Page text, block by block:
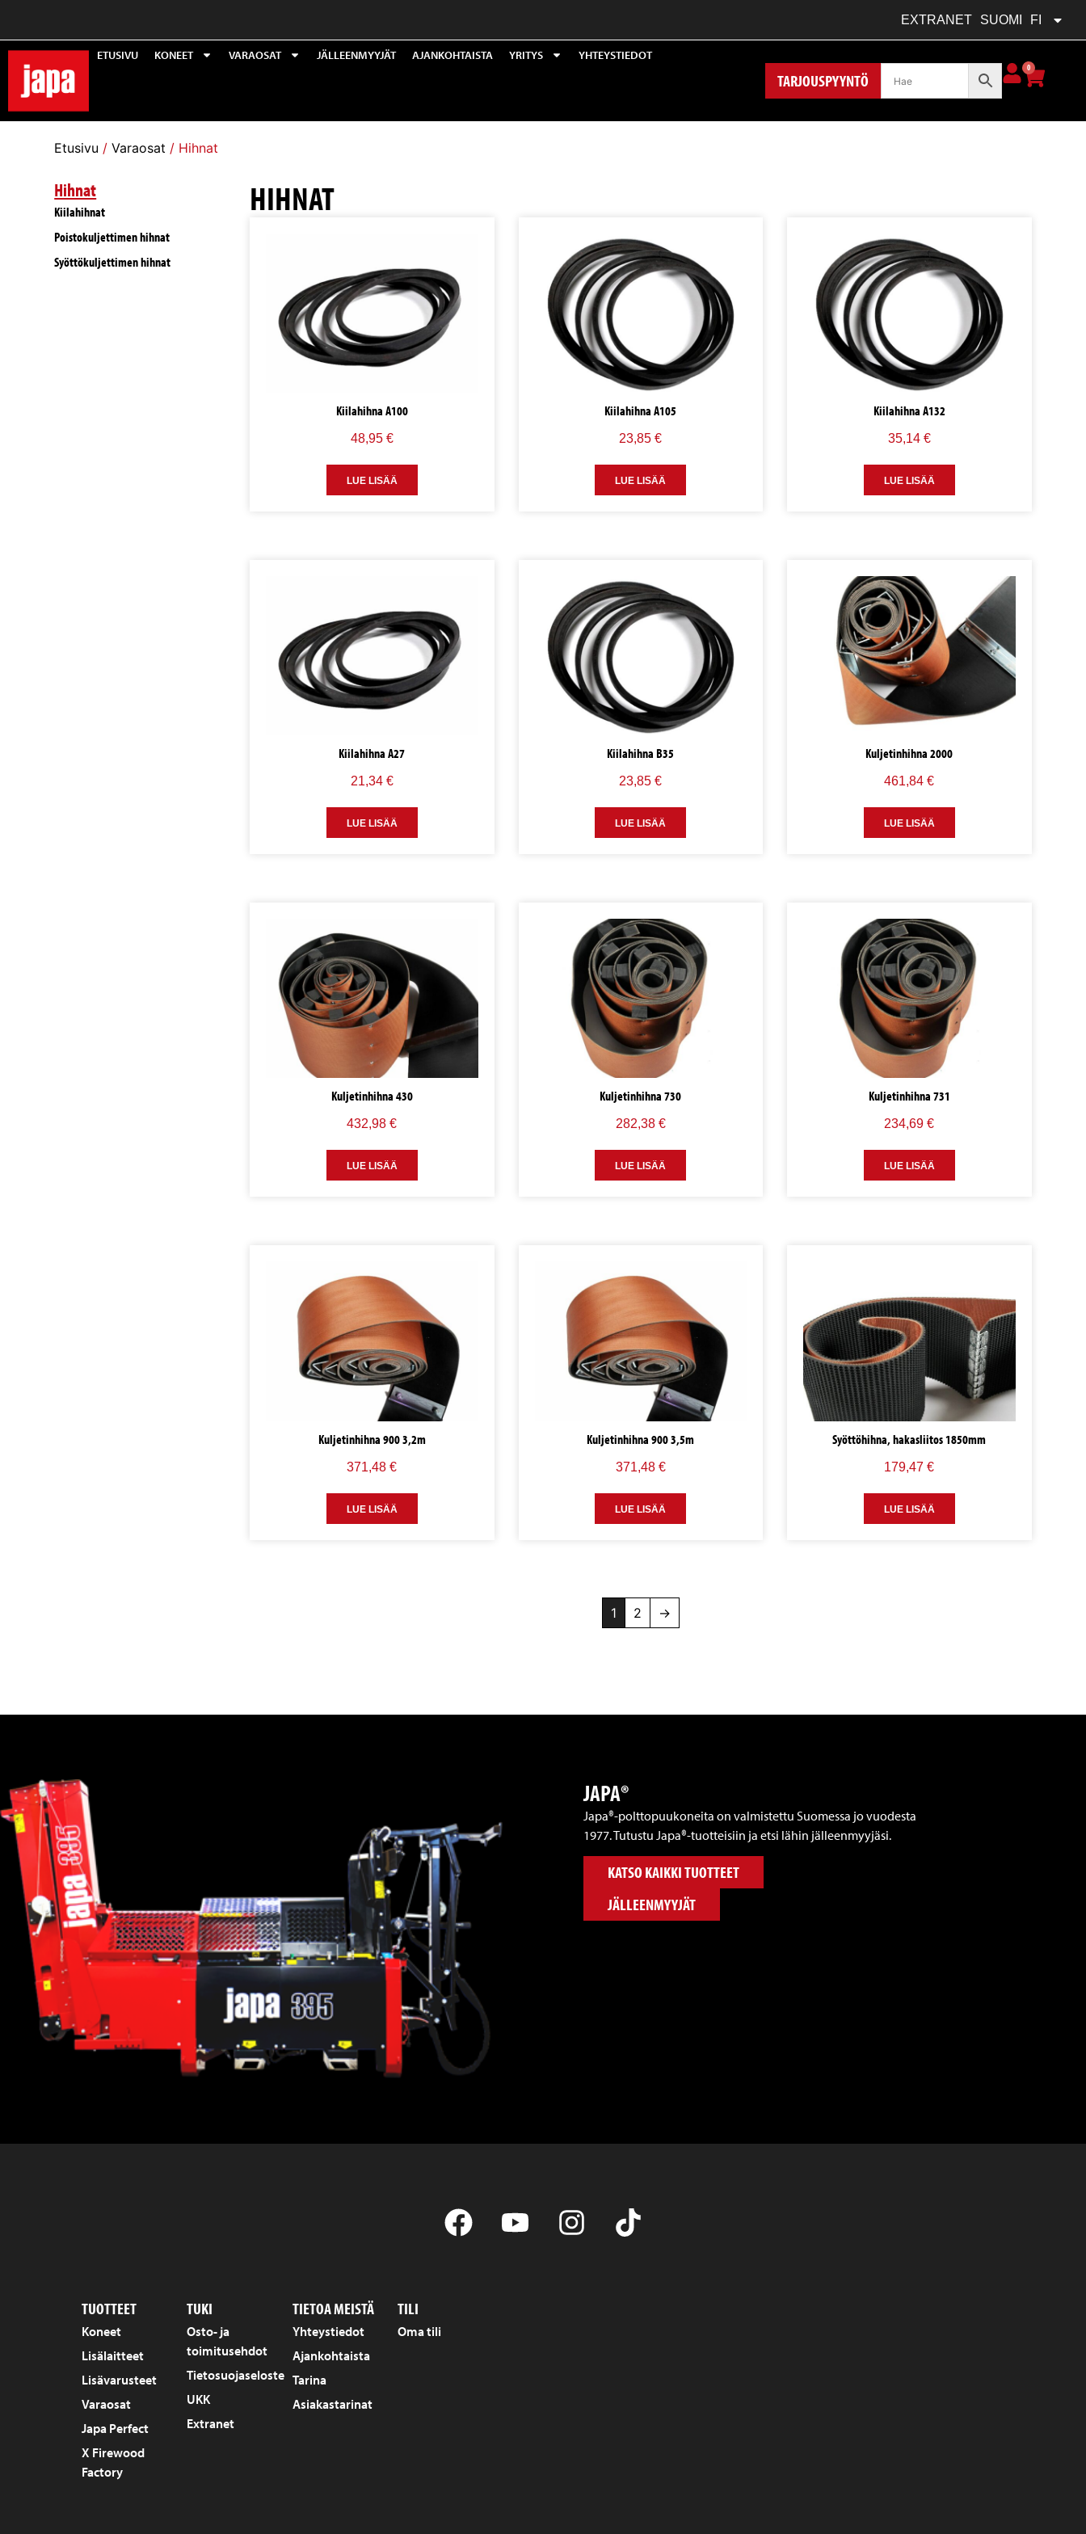
SUOMI FI
POLSKI
PL
EXTRANET
ETUSIVU KONEET VARAOSAT JÄLLEENMYYJÄT AJANKOHTAISTA YRITYS YHTEYSTIEDOT
0
TARJOUSPYYNTÖ
Etusivu /Varaosat / Hihnat
Hihnat
Kiilahihnat
Poistokuljettimen hihnat
Syöttökuljettimen hihnat
HIHNAT
Kiilahihna A100
48,95 €
LUE LISÄÄ
Kiilahihna A105
23,85€
LUE LISÄÄ
Kiilahihna A132
35,14 €
LUE LISÄÄ
Kiilahihna A27
21,34 €
LUE LISÄÄ
Kiilahihna B35
23,85€
LUE LISÄÄ
Kuljetinhihna 2000
461,84€
LUE LISÄÄ
Kuljetinhihna 430
432,98€
LUE LISÄÄ
Kuljetinhihna 730
282,38 €
LUE LISÄÄ
Kuljetinhihna 731
234,69€
LUE LISÄÄ
Kuljetinhihna 900 3,2m
371,48€
LUE LISÄÄ
Kuljetinhihna 900 3,5m
371,48 €
LUE LISÄÄ
Syöttöhihna, hakasliitos 1850mm
179,47€
LUE LISÄÄ
1 2 →
JAPA®
Japa®-polttopuukoneita on valmistettu Suomessa jo vuodesta
1977. Tutustu Japa®-tuotteisiin ja etsi lähin jälleenmyyjäsi.
KATSO KAIKKI TUOTTEET
JÄLLEENMYYJÄT
TUOTTEET
Koneet
Lisälaitteet
Lisävarusteet
Varaosat
Japa Perfect
X Firewood
Factory
TUKI
Osto- ja
toimitusehdot
Tietosuojaseloste
UKK
Extranet
TIETOA MEISTÄ
Yhteystiedot
Ajankohtaista
Tarina
Asiakastarinat
TILI
Oma tili